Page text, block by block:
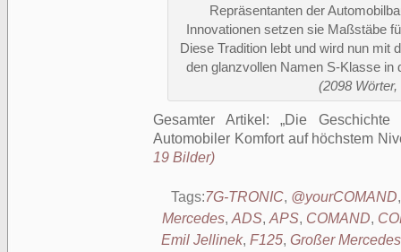
Repräsentanten der
Innovationen setzen sie Maßstäbe
Diese Tradition lebt und wird nun mit
den glanzvollen Namen S-Klasse in
(2098
Gesamter Artikel: Die Geschichte
Automobiler Komfort auf höchstem
19 Bilder)
Tags:7G-TRONIC, @yourCOMAND
Mercedes, ADS, APS, COMAND,
Emil Jellinek, F125, Großer Mercedes